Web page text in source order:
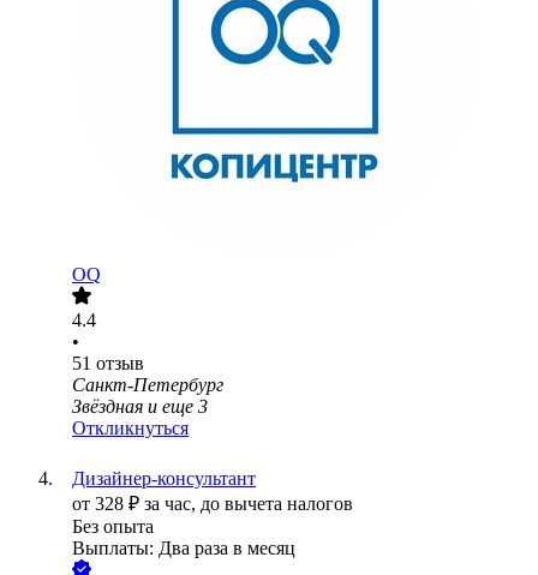
OQ
4.4
•
51 отзыв
Санкт-Петербург
Звёздная и еще 3
Откликнуться
Дизайнер-консультант
от 328 ₽ за час, до вычета налогов
Без опыта
Выплаты: Два раза в месяц